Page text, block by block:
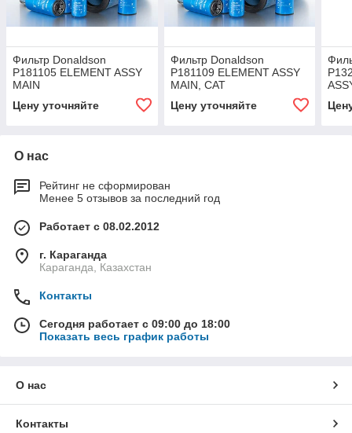
Фильтр Donaldson
P181105 ELEMENT ASSY
MAIN
Цену уточняйте
Фильтр Donaldson
P181109 ELEMENT ASSY
MAIN, CAT
Цену уточняйте
О нас
Рейтинг не сформирован
Менее 5 отзывов за последний год
Работает с 08.02.2012
г. Караганда
Караганда, Казахстан
Контакты
Сегодня работает с 09:00 до 18:00
Показать весь график работы
О нас
Контакты